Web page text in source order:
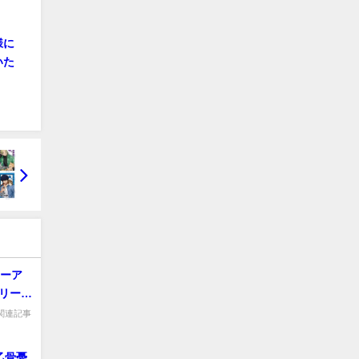
に
た
ア
ーズ
連記事